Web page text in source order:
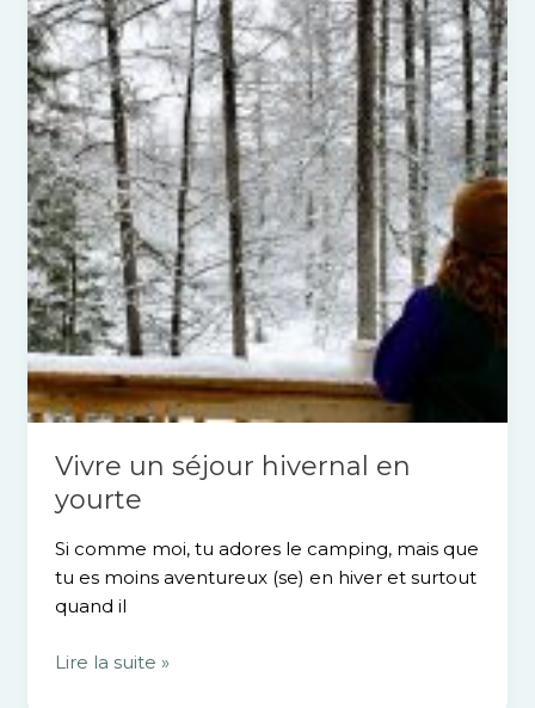
Vivre un séjour hivernal en
yourte
Si comme moi, tu adores le camping, mais que
tu es moins aventureux (se) en hiver et surtout
quand il
séjour
hivernal
en
yourte
Lire la suite »